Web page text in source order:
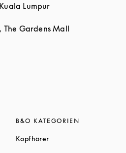
Kuala Lumpur
The Gardens Mall
B&O KATEGORIEN
KopfhörerLink Opens in New Tab